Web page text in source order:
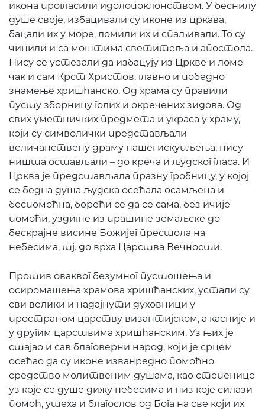
икона прогласили идолопоклонством. У беснилу
душе своје, избацивали су иконе из цркава,
бацали их у море, ломили их и спаљивали. То су
чинили и са моштима светитеља и апостола.
Нису се устезали да избацују из Цркве и ломе
чак и сам Крст Христов, главно и победно
знамење хришћанско. Од храма су правили
пусту зборницу голих и окречених зидова. Од
свих уметничких предмета и украса у храму,
који су символички представљали
величанствену драму нашег искупљења, нису
ништа остављали – до креча и људског гласа. И
Црква је представљала празну гробницу, у којој
се бедна душа људска осећала осамљена и
беспомоћна, борећи се да се сама, без ичије
помоћи, уздигне из прашине земаљске до
бескрајне висине Божијег престола на
небесима, тј. до врха Царства Вечности.
Против оваквог безумног пустошења и
осиромашења храмова хришћанских, устали су
сви велики и надајнути духовници у
пространом царству византијском, а касније и
у другим царствима хришћанским. Уз њих је
стајао и сав благоверни народ, који је срцем
осећао да су иконе изванредно помоћно
средство молитвеним душама, као степенице
уз које се душе дижу небесима и низ које силази
помоћ, утеха и благослов од Бога на све који их